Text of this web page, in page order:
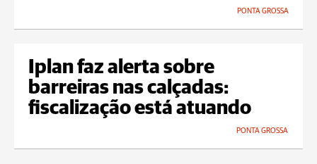
PONTA GROSSA
Iplan faz alerta sobre
barreiras nas calçadas:
fiscalização está atuando
PONTA GROSSA